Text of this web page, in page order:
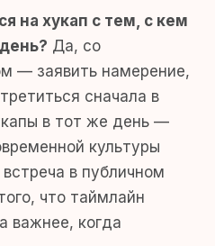
на хукап с тем, с кем
Да, со
— заявить намерение,
сначала в
в тот же день —
культуры
в публичном
что таймлайн
важнее, когда